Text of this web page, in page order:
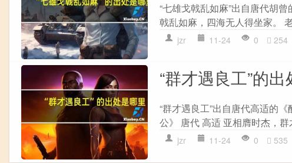
“七雄戈戟乱如麻”出自唐代胡
戟乱如麻，四海无人得坐家。
jzr 11-24 0 254
“群才遇良工”的
“群才遇良工”出自唐代高适的
公》 唐代 高适 亚相膺时杰，
jzr 11-24 0 535